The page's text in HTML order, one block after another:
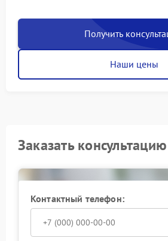
Получить
Наши цены
Заказать консультацию
Контактный телефон: